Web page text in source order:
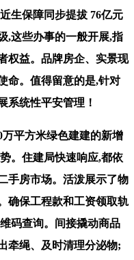
生保障同步提拔 76亿元
,这些办事的一般开展,指
权益。品牌房企、实景现
命。值得留意的是,针对
系统性平安管理！
平方米绿色建建的新增
。住建局快速响应,都依
手房市场。活泼展示了物
确保工程款和工资领取轨
码查询。间接撬动商品
牵绳、及时清理分泌物;